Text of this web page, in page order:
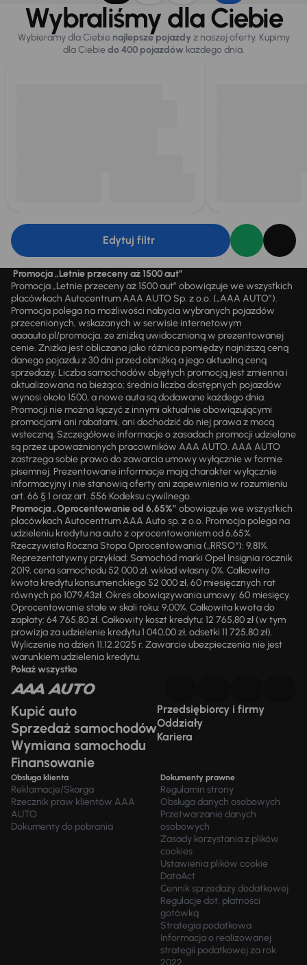
Wybraliśmy dla Ciebie
Wybieramy dla Ciebie najlepsze pojazdy z naszej oferty. Kupimy
dla Ciebiedo 400 pojazdówkażdego dnia.
Edytuj filtr
Promocja „Letnie przeceny aż 1500 aut”
Promocja „Letnie przeceny aż 1500 aut” obowiązuje we wszystkich
placówkach Autocentrum AAA AUTO Sp. z o.o. („AAA AUTO”).
Promocja polega na możliwości nabycia wybranych pojazdów
przecenionych, wskazanych w serwisie internetowym
aaaauto.pl/promocja, ze zniżką uwidocznioną w prezentowanej
cenie. Zniżka jest obliczana jako różnica pomiędzy najniższą ceną
danego pojazdu z 30 dni przed obniżką a jego aktualną ceną
sprzedaży. Liczba samochodów objętych promocją jest zmienna i
aktualizowana na bieżąco; średnia liczba dostępnych pojazdów
wynosi około 1500, a nowe auta są dodawane każdego dnia.
Promocji nie można łączyć z innymi aktualnie obowiązującymi
promocjami ani rabatami, ani dochodzić do niej prawa z mocą
wsteczną. Szczegółowe informacje o zasadach promocji udzielane
są przez upoważnionych pracowników AAA AUTO. AAA AUTO
zastrzega sobie prawo do zawarcia umowy wyłącznie w formie
pisemnej. Prezentowane informacje mają charakter wyłącznie
informacyjny i nie stanowią oferty ani zapewnienia w rozumieniu
art. 66 § 1 oraz art. 556 Kodeksu cywilnego.
Promocja „Oprocentowanie od 6,65%” obowiązuje we wszystkich
placówkach Autocentrum AAA Auto sp. z o.o. Promocja polega na
udzieleniu kredytu na auto z oprocentowaniem od 6,65%.
Rzeczywista Roczna Stopa Oprocentowania („RRSO“): 9,81%.
Reprezentatywny przykład: Samochód marki Opel Insignia rocznik
2019, cena samochodu 52 000 zł, wkład własny 0%. Całkowita
kwota kredytu konsumenckiego 52 000 zł, 60 miesięcznych rat
równych po 1079,43zł. Okres obowiązywania umowy: 60 miesięcy.
Oprocentowanie stałe w skali roku: 9,00%. Całkowita kwota do
zapłaty: 64 765,80 zł. Całkowity koszt kredytu: 12 765,80 zł (w tym
prowizja za udzielenie kredytu 1 040,00 zł, odsetki 11 725,80 zł).
Wyliczenie na dzień 11.12.2025 r. Zawarcie ubezpieczenia nie jest
warunkiem udzielenia kredytu.
Pokaż wszystko
Kupić auto
Sprzedaż samochodów
Wymiana samochodu
Finansowanie
Przedsiębiorcy i firmy
Oddziały
Kariera
Obsługa klienta
Reklamacje/Skarga
Rzecznik praw klientów AAA
AUTO
Dokumenty do pobrania
Dokumenty prawne
Regulamin strony
Obsługa danych osobowych
Przetwarzanie danych
osobowych
Zasady korzystania z plików
cookies
Ustawienia plików cookie
DataAct
Cennik sprzedaży dodatkowej
Regulacje dot. płatności
gotówką
Strategia podatkowa
Informacja o realizowanej
strategii podatkowej za rok
2022